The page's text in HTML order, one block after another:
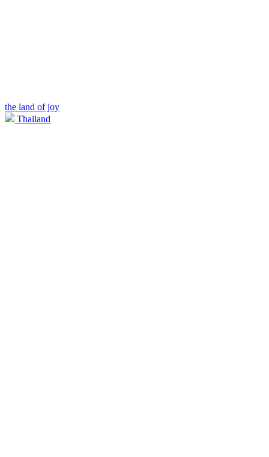
the land of joy
Thailand